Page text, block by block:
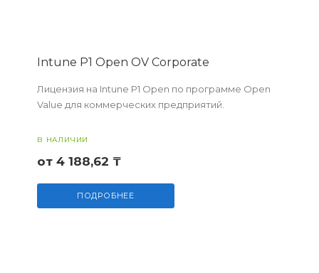
Intune P1 Open OV Corporate
Лицензия на Intune P1 Open по программе Open
Value для коммерческих предприятий.
В НАЛИЧИИ
от 4 188,62 ₸
ПОДРОБНЕЕ